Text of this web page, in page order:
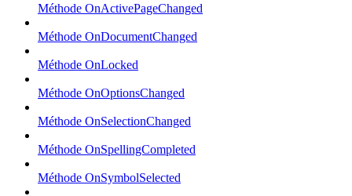
Méthode OnActivePageChanged
Méthode OnDocumentChanged
Méthode OnLocked
Méthode OnOptionsChanged
Méthode OnSelectionChanged
Méthode OnSpellingCompleted
Méthode OnSymbolSelected